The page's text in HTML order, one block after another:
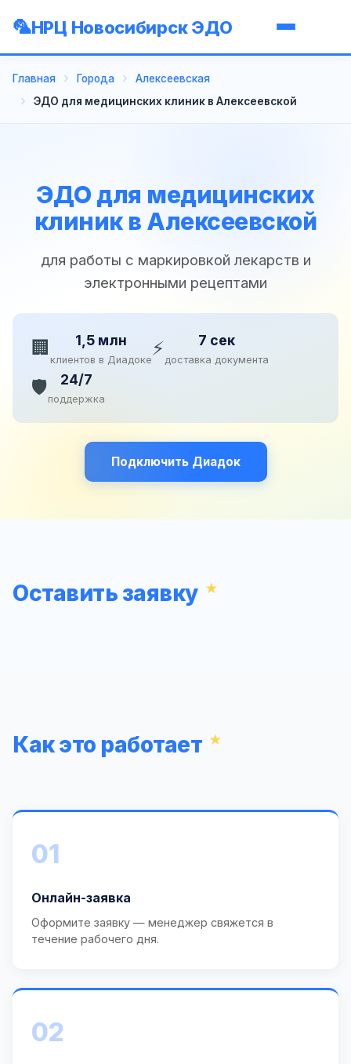
НРЦ Новосибирск ЭДО
Главная Города
Алексеевская
ЭДО для медицинских клиник в Алексеевской
ЭДО для медицинских
клиник в Алексеевской
для работы с маркировкой лекарств и
электронными рецептами
🏢 1,5 млн
клиентов в Диадоке⚡ 7 сек
доставка документа
🛡️ 24/7
поддержка
Подключить Диадок
Оставить заявку
Как это работает
01
Онлайн-заявка
Оформите заявку — менеджер свяжется в
течение рабочего дня.
02